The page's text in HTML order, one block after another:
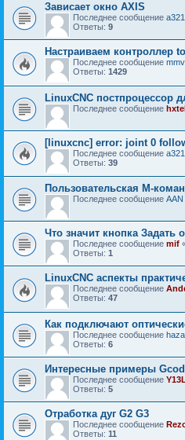
Зависает окно AXIS
Последнее сообщение a321
Ответы: 9
Настраиваем контроллер
Последнее сообщение mmv
Ответы: 1429
LinuxCNC постпроцессор
Последнее сообщение
[linuxcnc] error: joint 0
Последнее сообщение a321
Ответы: 39
Пользовательская M-
Последнее сообщение AAN
Что значит кнопка Задать
Последнее сообщение mif
Ответы: 1
LinuxCNC аспекты
Последнее сообщение
Ответы: 47
Как подключают
Последнее сообщение
Ответы: 6
Интересные примеры
Последнее сообщение
Ответы: 5
Отработка дуг G2 G3
Последнее сообщение
Ответы: 11